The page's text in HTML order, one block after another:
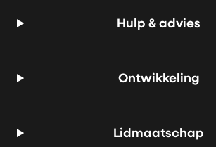
Hulp & advies
Ontwikkeling
Lidmaatschap